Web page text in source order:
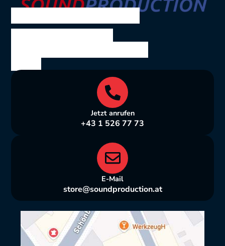
SOUND PRODUCTION
Wien
Jetzt anrufen
+43 1 526 77 73
E-Mail
store@soundproduction.at